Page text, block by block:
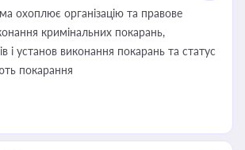
охоплює організацію та правове
кримінальних покарань,
і установ виконання покарань та статус
покарання